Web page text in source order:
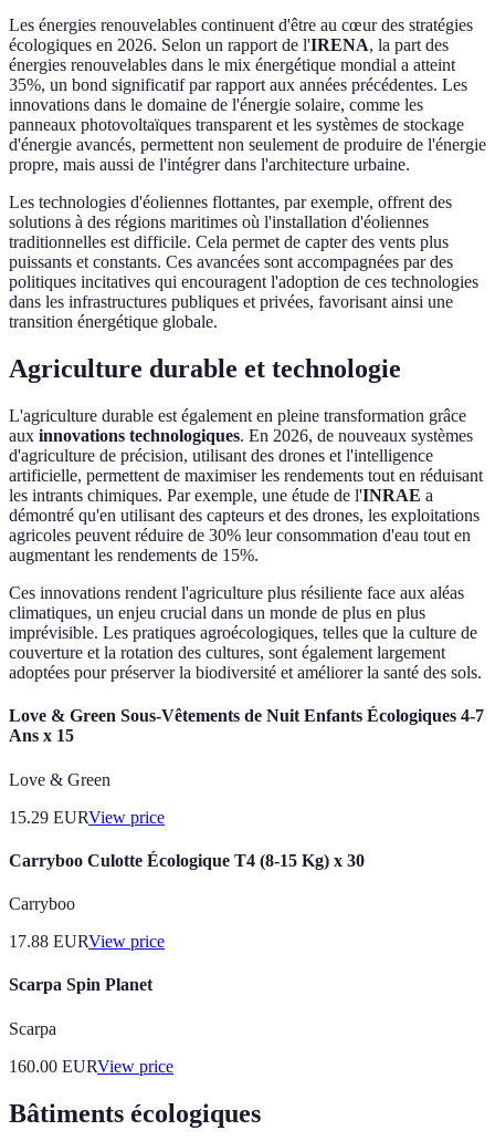
Les énergies renouvelables continuent d'être au cœur des stratégies
écologiques en 2026. Selon un rapport de l'IRENA, la part des
énergies renouvelables dans le mix énergétique mondial a atteint
35%, un bond significatif par rapport aux années précédentes. Les
innovations dans le domaine de l'énergie solaire, comme les
panneaux photovoltaïques transparent et les systèmes de stockage
d'énergie avancés, permettent non seulement de produire de l'énergie
propre, mais aussi de l'intégrer dans l'architecture urbaine.
Les technologies d'éoliennes flottantes, par exemple, offrent des
solutions à des régions maritimes où l'installation d'éoliennes
traditionnelles est difficile. Cela permet de capter des vents plus
puissants et constants. Ces avancées sont accompagnées par des
politiques incitatives qui encouragent l'adoption de ces technologies
dans les infrastructures publiques et privées, favorisant ainsi une
transition énergétique globale.
Agriculture durable et technologie
L'agriculture durable est également en pleine transformation grâce
aux innovations technologiques. En 2026, de nouveaux systèmes
d'agriculture de précision, utilisant des drones et l'intelligence
artificielle, permettent de maximiser les rendements tout en réduisant
les intrants chimiques. Par exemple, une étude de l'INRAE a
démontré qu'en utilisant des capteurs et des drones, les exploitations
agricoles peuvent réduire de 30% leur consommation d'eau tout en
augmentant les rendements de 15%.
Ces innovations rendent l'agriculture plus résiliente face aux aléas
climatiques, un enjeu crucial dans un monde de plus en plus
imprévisible. Les pratiques agroécologiques, telles que la culture de
couverture et la rotation des cultures, sont également largement
adoptées pour préserver la biodiversité et améliorer la santé des sols.
Love & Green Sous-Vêtements de Nuit Enfants Écologiques 4-7
Ans x 15
Love & Green
15.29 EURView price
Carryboo Culotte Écologique T4 (8-15 Kg) x 30
Carryboo
17.88 EURView price
Scarpa Spin Planet
Scarpa
160.00 EURView price
Bâtiments écologiques